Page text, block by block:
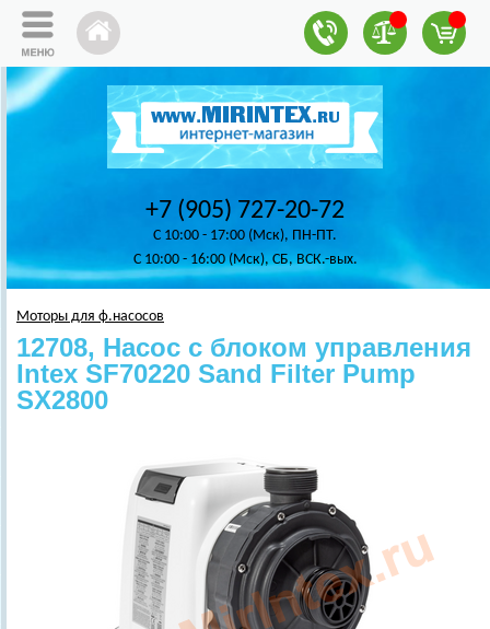
+7 (905) 727-20-72
C 10:00 - 17:00 (Мск), ПН-ПТ.
C 10:00 - 16:00 (Мск), СБ, ВСК.-вых.
Моторы для ф.насосов
12708, Насос с блоком управления
Intex SF70220 Sand Filter Pump
SX2800